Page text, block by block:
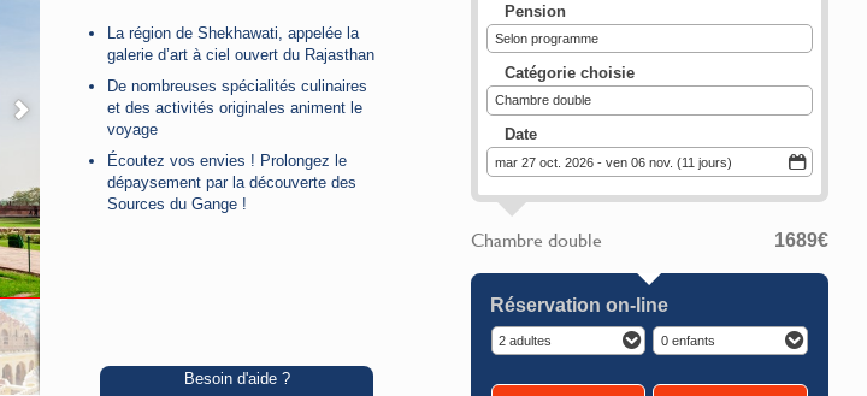
La région de Shekhawati, appelée la
galerie d’art à ciel ouvert du Rajasthan
De nombreuses spécialités culinaires
et des activités originales animent le
voyage
Écoutez vos envies ! Prolongez le
dépaysement par la découverte des
Sources du Gange !
portes du désert du Thar
Pension
Selon programme
Catégorie choisie
Chambre double
Date
mar 27 oct. 2026 - ven 06 nov. (11 jours)
Chambre double 1689€
Réservation on-line
2 adultes 0 enfants
Besoin d'aide ?